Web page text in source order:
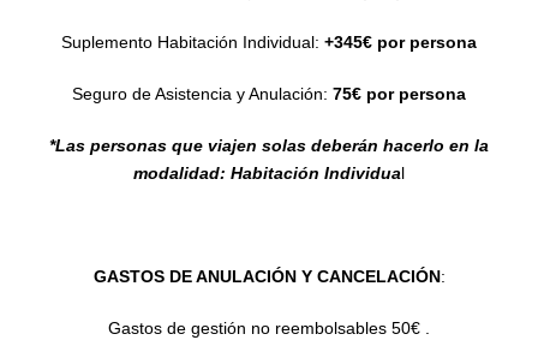
Suplemento Habitación Individual: +345€ por persona
Seguro de Asistencia y Anulación: 75€ por persona
*Las personas que viajen solas deberán hacerlo en la
modalidad: Habitación Individual
GASTOS DE ANULACIÓN Y CANCELACIÓN:
Gastos de gestión no reembolsables 50€ .